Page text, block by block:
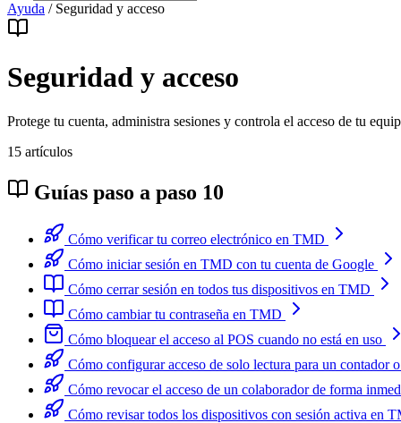
Ayuda / Seguridad y acceso
Seguridad y acceso
Protege tu cuenta, administra sesiones y controla el acceso de tu
15 artículos
Guías paso a paso 10
Cómo verificar tu correo electrónico en TMD
Cómo iniciar sesión en TMD con tu cuenta de Google
Cómo cerrar sesión en todos tus dispositivos en TMD
Cómo cambiar tu contraseña en TMD
Cómo bloquear el acceso al POS cuando no está en uso
Cómo configurar acceso de solo lectura para un contador
Cómo revocar el acceso de un colaborador de forma
Cómo revisar todos los dispositivos con sesión activa en